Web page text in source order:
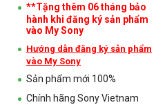
**Tặng thêm 06 tháng bảo
hành khi đăng ký sản phẩm
vào My Sony
Hướng dẫn đăng ký sản phẩm
vào My Sony
Sản phẩm mới 100%
Chính hãng Sony Vietnam